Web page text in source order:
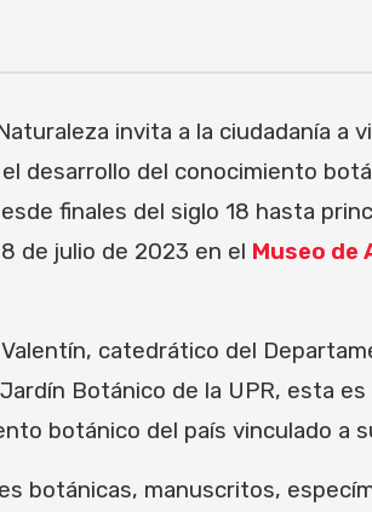
invita a la ciudadanía a
desarrollo del conocimiento
finales del siglo 18 hasta
de julio de 2023 en el Museo de
catedrático del
Botánico de la UPR, esta
botánico del país vinculado a
botánicas, manuscritos,